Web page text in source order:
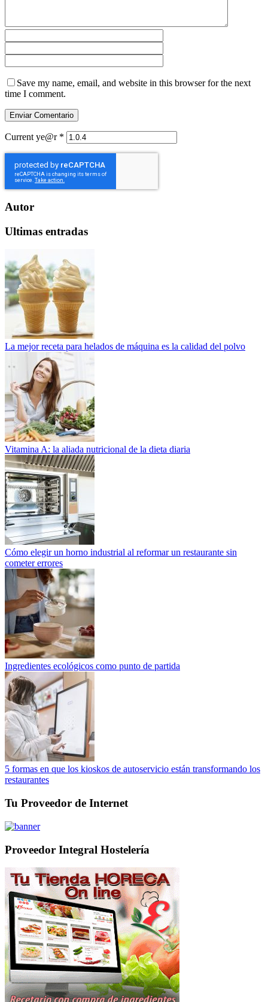
Save my name, email, and website in this browser for the next
time I comment.
Current ye@r *
Autor
Ultimas entradas
La mejor receta para helados de máquina es la calidad del polvo
Vitamina A: la aliada nutricional de la dieta diaria
Cómo elegir un horno industrial al reformar un restaurante sin
cometer errores
Ingredientes ecológicos como punto de partida
5 formas en que los kioskos de autoservicio están transformando los
restaurantes
Tu Proveedor de Internet
Proveedor Integral Hostelería